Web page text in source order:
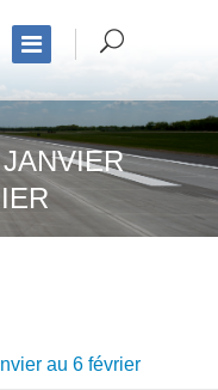
au 6 février